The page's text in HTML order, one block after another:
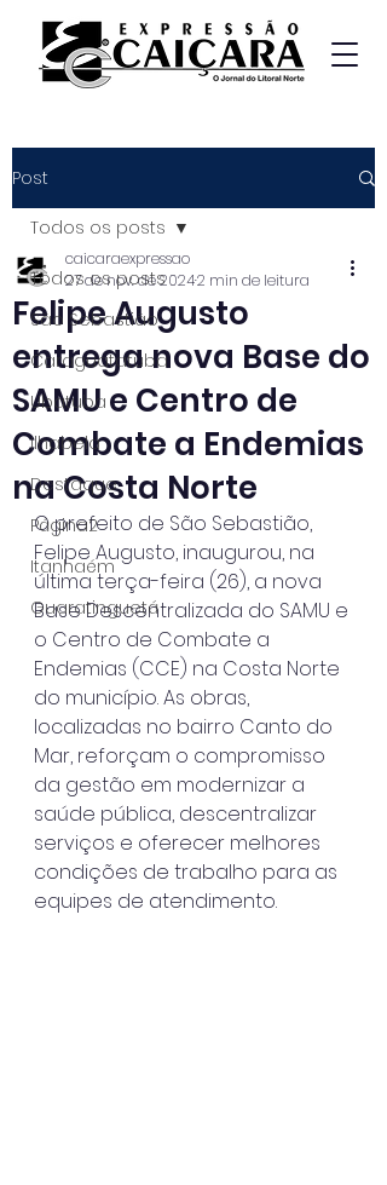
Post
Todos os posts
São Sebastião
Caraguatatuba
Ubatuba
Ilhabela
Destaque
Página2
Itanhaém
Guaratinguetá
Todos os posts
Felipe Augusto
entrega nova Base do
SAMU e Centro de
Combate a Endemias
na Costa Norte
caicaraexpressao
27 de nov. de 20242 min de leitura
O prefeito de São Sebastião,
Felipe Augusto, inaugurou, na
última terça-feira (26), a nova
Base Descentralizada do SAMU e
o Centro de Combate a
Endemias (CCE) na Costa Norte
do município. As obras,
localizadas no bairro Canto do
Mar, reforçam o compromisso
da gestão em modernizar a
saúde pública, descentralizar
serviços e oferecer melhores
condições de trabalho para as
equipes de atendimento.